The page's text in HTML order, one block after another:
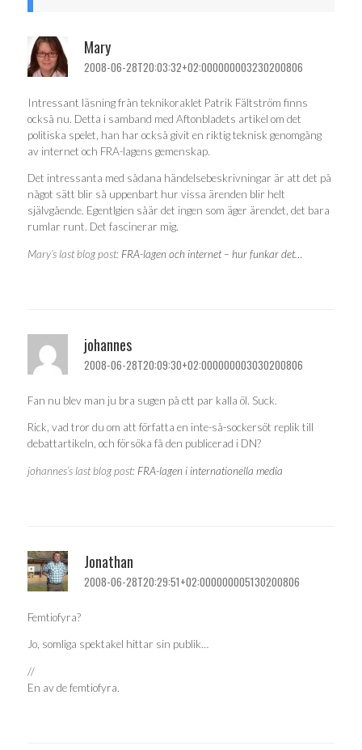
Mary
2008-06-28T20:03:32+02:000000003230200806
Intressant läsning från teknikoraklet Patrik Fältström finns
också nu. Detta i samband med Aftonbladets artikel om det
politiska spelet, han har också givit en riktig teknisk genomgång
av internet och FRA-lagens gemenskap.
Det intressanta med sådana händelsebeskrivningar är att det på
något sätt blir så uppenbart hur vissa ärenden blir helt
självgående. Egentlgien såär det ingen som äger ärendet, det bara
rumlar runt. Det fascinerar mig.
Mary’s last blog post: FRA-lagen och internet – hur funkar det…
johannes
2008-06-28T20:09:30+02:000000003030200806
Fan nu blev man ju bra sugen på ett par kalla öl. Suck.
Rick, vad tror du om att författa en inte-så-sockersöt replik till
debattartikeln, och försöka få den publicerad i DN?
johannes’s last blog post: FRA-lagen i internationella media
Jonathan
2008-06-28T20:29:51+02:000000005130200806
Femtiofyra?
Jo, somliga spektakel hittar sin publik…
//
En av de femtiofyra.